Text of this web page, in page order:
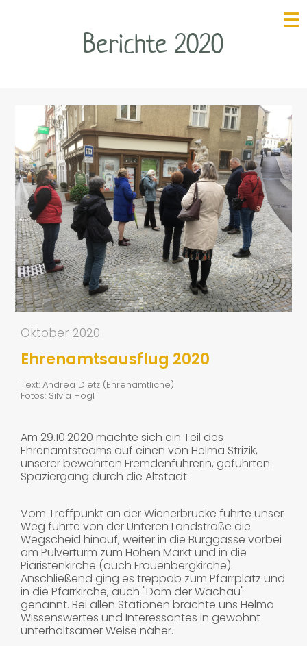
Berichte 2020
Oktober 2020
Ehrenamtsausflug 2020
Text: Andrea Dietz (Ehrenamtliche)
Fotos: Silvia Hogl
Am 29.10.2020 machte sich ein Teil des
Ehrenamtsteams auf einen von Helma Strizik,
unserer bewährten Fremdenführerin, geführten
Spaziergang durch die Altstadt.
Vom Treffpunkt an der Wienerbrücke führte unser
Weg führte von der Unteren Landstraße die
Wegscheid hinauf, weiter in die Burggasse vorbei
am Pulverturm zum Hohen Markt und in die
Piaristenkirche (auch Frauenbergkirche).
Anschließend ging es treppab zum Pfarrplatz und
in die Pfarrkirche, auch "Dom der Wachau"
genannt. Bei allen Stationen brachte uns Helma
Wissenswertes und Interessantes in gewohnt
unterhaltsamer Weise näher.
INITIATIVE HOSPIZ
KREMS
FÖRDERVEREIN
PALLIATIVTEAM
EHRENAMT
BERICHTE
LEBENS-, STERBE-
& TRAUER­
BEGLEITUNGSKURS
UND PROJEKTE
SPENDEN /
MITGLIED WERDEN
☰